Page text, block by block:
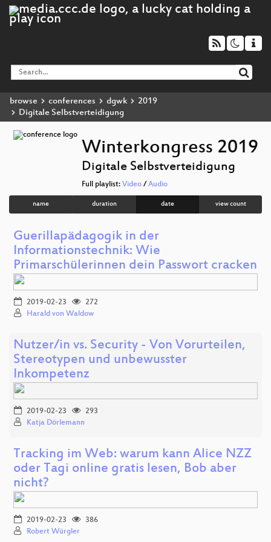
browse conferences dgwk
2019
Digitale Selbstverteidigung
Winterkongress 2019
Digitale Selbstverteidigung
Full playlist: Video / Audio
name duration date view count
Guerillapädagogik in der
Informationstechnik: Wie
Primarschülerinnen dein Passwort cracken
2019-02-23
272
Harald von Waldow
Nutzer/in vs. Security - Von Vorurteilen,
Stereotypen und unbewusster
Inkompetenz
2019-02-23
293
Katja Dörlemann
Tracking im Web: warum kann Alice NZZ
oder Tagi online gratis lesen, Bob aber
nicht?
2019-02-23
386
Robert Würgler